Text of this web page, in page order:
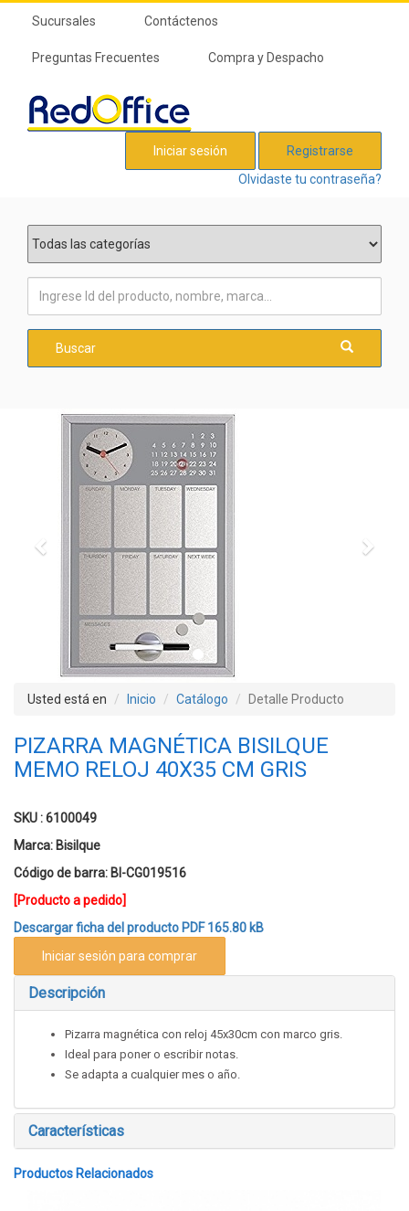
Sucursales Contáctenos
Preguntas Frecuentes Compra y Despacho
Iniciar sesión
Registrarse
Olvidaste tu contraseña?
Buscar
Previous
Usted está en Inicio Catálogo Detalle Producto
PIZARRA MAGNÉTICA BISILQUE
MEMO RELOJ 40X35 CM GRIS
SKU : 6100049
Marca: Bisilque
Código de barra: BI-CG019516
[Producto a pedido]
Descargar ficha del producto PDF 165.80 kB
Iniciar sesión para comprar
Descripción
Pizarra magnética con reloj 45x30cm con marco gris.
Ideal para poner o escribir notas.
Se adapta a cualquier mes o año.
Características
Productos Relacionados